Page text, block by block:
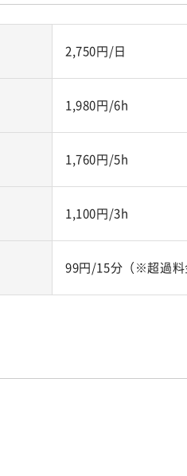
2,750円/日
1,980円/6h
1,760円/5h
1,100円/3h
99円/15分（※超過料